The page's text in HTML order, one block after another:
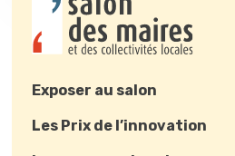
Exposer au salon
Les Prix de l’innovation